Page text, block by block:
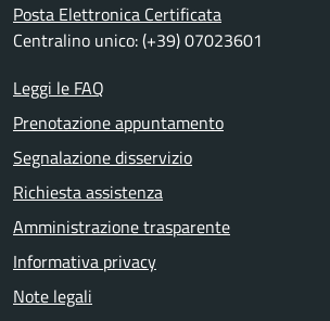
Posta Elettronica Certificata
Centralino unico: (+39) 07023601
Leggi le FAQ
Prenotazione appuntamento
Segnalazione disservizio
Richiesta assistenza
Amministrazione trasparente
Informativa privacy
Note legali